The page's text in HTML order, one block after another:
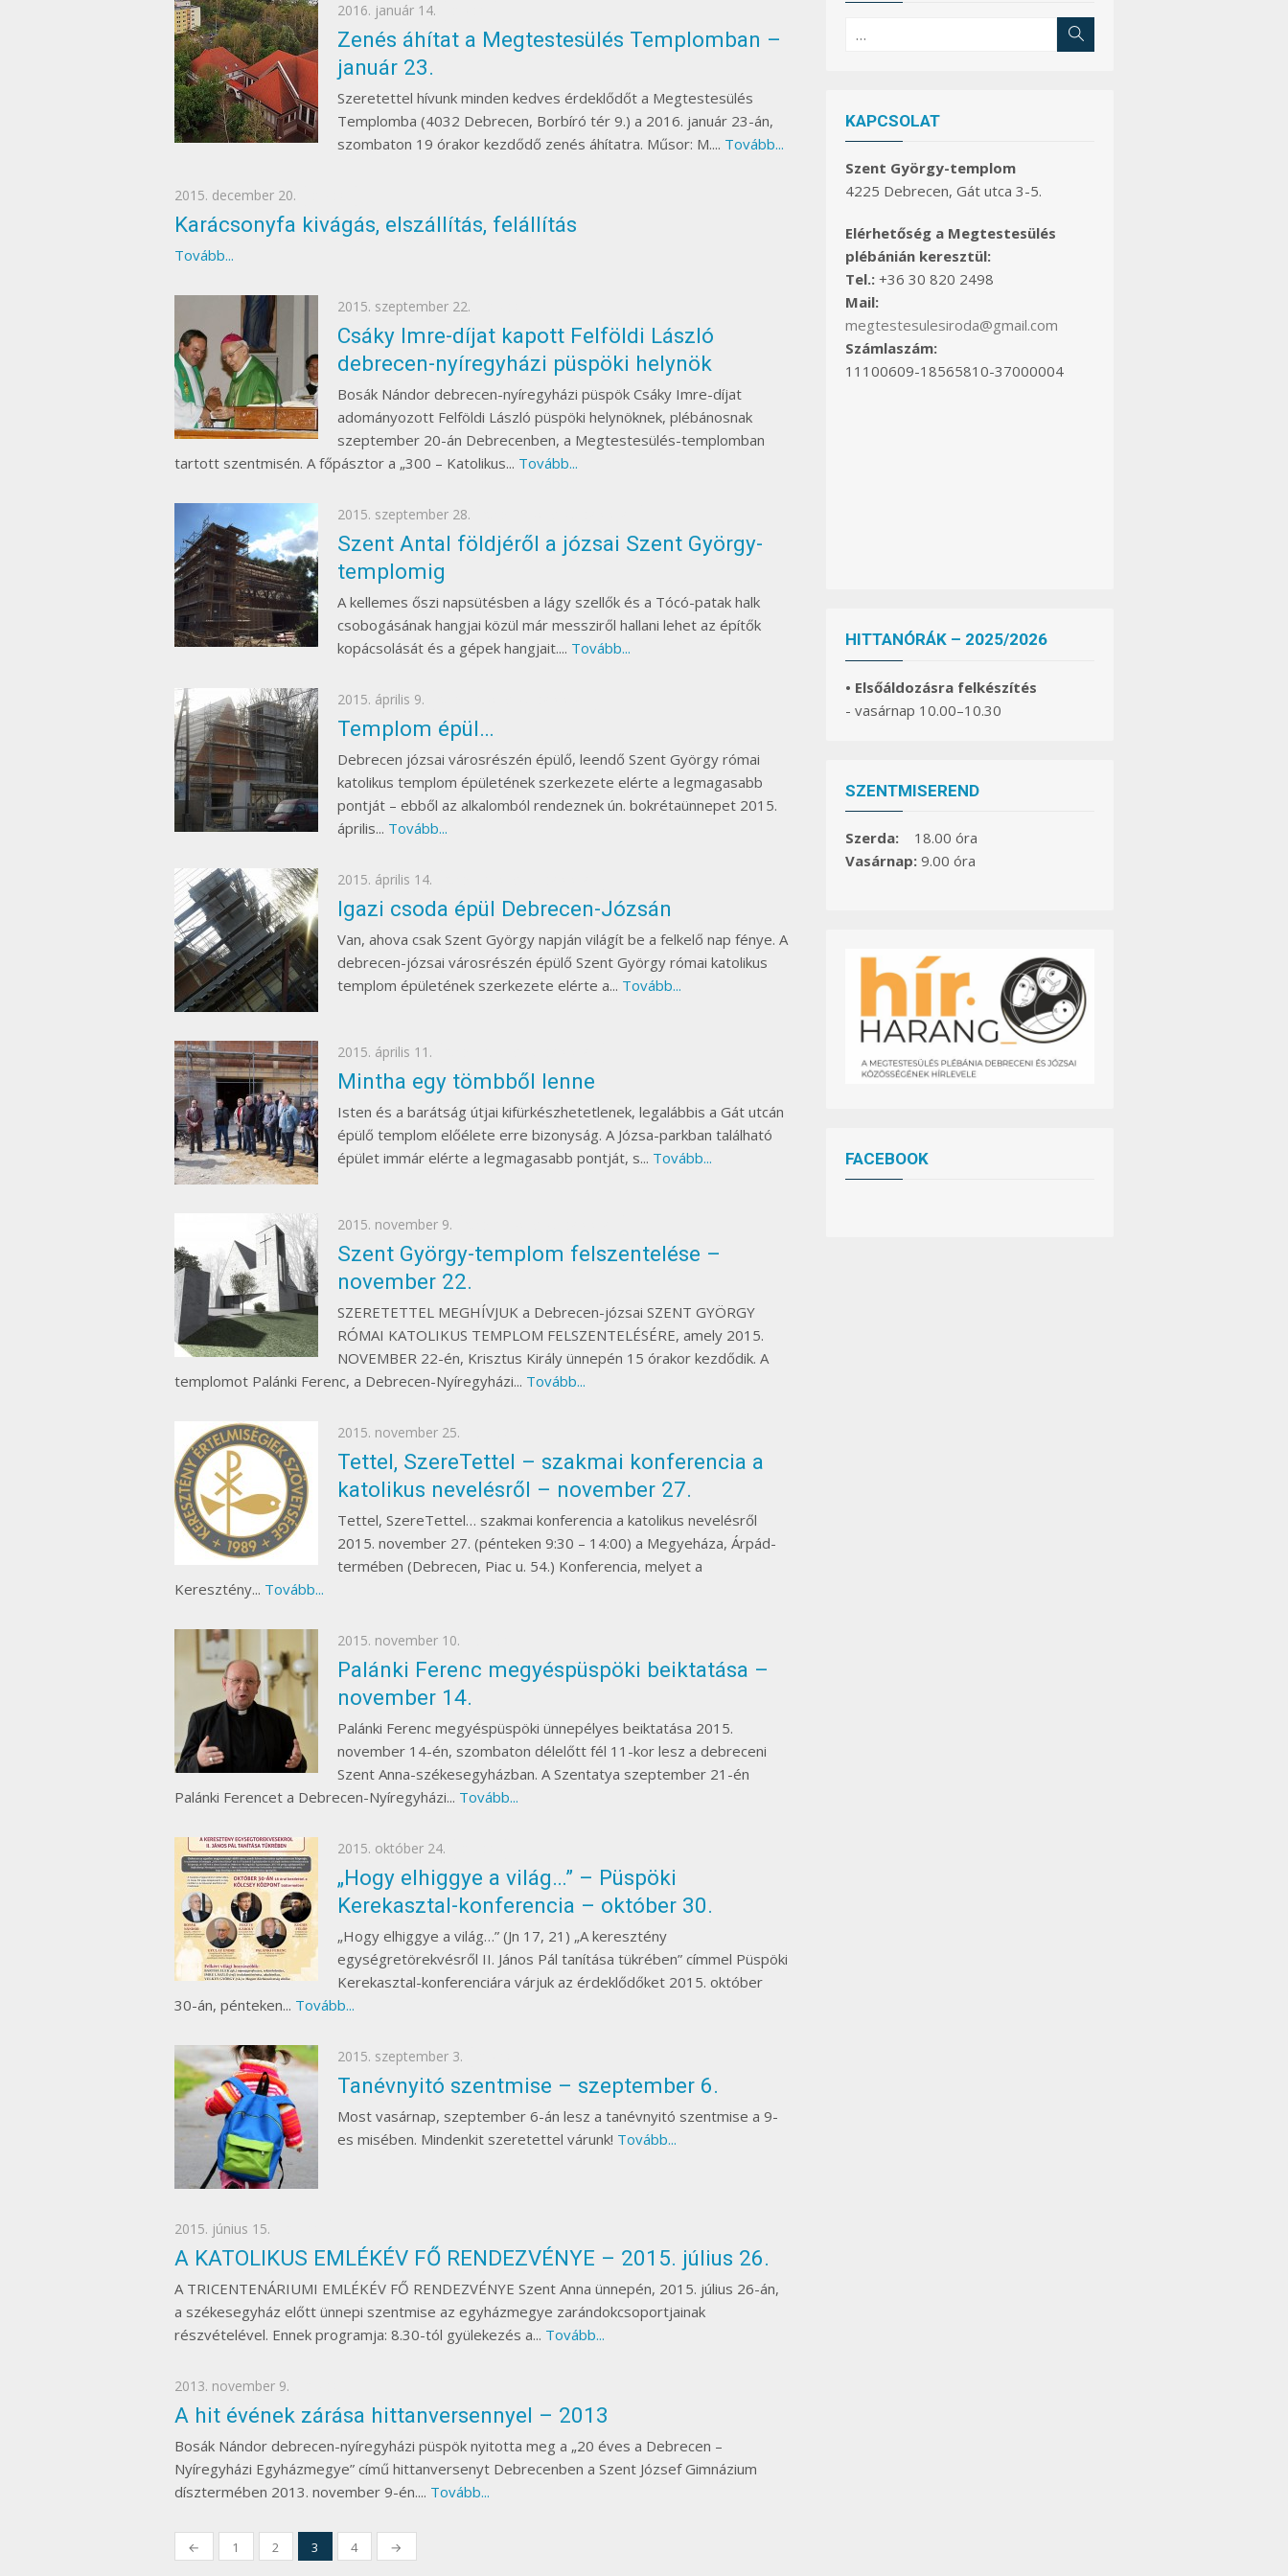
Posted
on
2016. január 14.
Zenés áhítat a Megtestesülés Templomban –
január 23.
Szeretettel hívunk minden kedves érdeklődőt a Megtestesülés
Templomba (4032 Debrecen, Borbíró tér 9.) a 2016. január 23-án,
szombaton 19 órakor kezdődő zenés áhítatra. Műsor: M.... Tovább...
Posted
on
2015. december 20.
Karácsonyfa kivágás, elszállítás, felállítás
Tovább...
Posted
on
2015. szeptember 22.
Csáky Imre-díjat kapott Felföldi László
debrecen-nyíregyházi püspöki helynök
Bosák Nándor debrecen-nyíregyházi püspök Csáky Imre-díjat
adományozott Felföldi László püspöki helynöknek, plébánosnak
szeptember 20-án Debrecenben, a Megtestesülés-templomban
tartott szentmisén. A főpásztor a „300 – Katolikus... Tovább...
Posted
on
2015. szeptember 28.
Szent Antal földjéről a józsai Szent György-
templomig
A kellemes őszi napsütésben a lágy szellők és a Tócó-patak halk
csobogásának hangjai közül már messziről hallani lehet az építők
kopácsolását és a gépek hangjait.... Tovább...
Posted
on
2015. április 9.
Templom épül…
Debrecen józsai városrészén épülő, leendő Szent György római
katolikus templom épületének szerkezete elérte a legmagasabb
pontját – ebből az alkalomból rendeznek ún. bokrétaünnepet 2015.
április... Tovább...
Posted
on
2015. április 14.
Igazi csoda épül Debrecen-Józsán
Van, ahova csak Szent György napján világít be a felkelő nap fénye. A
debrecen-józsai városrészén épülő Szent György római katolikus
templom épületének szerkezete elérte a... Tovább...
Posted
on
2015. április 11.
Mintha egy tömbből lenne
Isten és a barátság útjai kifürkészhetetlenek, legalábbis a Gát utcán
épülő templom előélete erre bizonyság. A Józsa-parkban található
épület immár elérte a legmagasabb pontját, s... Tovább...
Posted
on
2015. november 9.
Szent György-templom felszentelése –
november 22.
SZERETETTEL MEGHÍVJUK a Debrecen-józsai SZENT GYÖRGY
RÓMAI KATOLIKUS TEMPLOM FELSZENTELÉSÉRE, amely 2015.
NOVEMBER 22-én, Krisztus Király ünnepén 15 órakor kezdődik. A
templomot Palánki Ferenc, a Debrecen-Nyíregyházi... Tovább...
Posted
on
2015. november 25.
Tettel, SzereTettel – szakmai konferencia a
katolikus nevelésről – november 27.
Tettel, SzereTettel… szakmai konferencia a katolikus nevelésről
2015. november 27. (pénteken 9:30 – 14:00) a Megyeháza, Árpád-
termében (Debrecen, Piac u. 54.) Konferencia, melyet a
Keresztény... Tovább...
Posted
on
2015. november 10.
Palánki Ferenc megyéspüspöki beiktatása –
november 14.
Palánki Ferenc megyéspüspöki ünnepélyes beiktatása 2015.
november 14-én, szombaton délelőtt fél 11-kor lesz a debreceni
Szent Anna-székesegyházban. A Szentatya szeptember 21-én
Palánki Ferencet a Debrecen-Nyíregyházi... Tovább...
Posted
on
2015. október 24.
„Hogy elhiggye a világ…” – Püspöki
Kerekasztal-konferencia – október 30.
„Hogy elhiggye a világ…” (Jn 17, 21) „A keresztény
egységretörekvésről II. János Pál tanítása tükrében” címmel Püspöki
Kerekasztal-konferenciára várjuk az érdeklődőket 2015. október
30-án, pénteken... Tovább...
Posted
on
2015. szeptember 3.
Tanévnyitó szentmise – szeptember 6.
Most vasárnap, szeptember 6-án lesz a tanévnyitó szentmise a 9-
es misében. Mindenkit szeretettel várunk! Tovább...
Posted
on
2015. június 15.
A KATOLIKUS EMLÉKÉV FŐ RENDEZVÉNYE – 2015. július 26.
A TRICENTENÁRIUMI EMLÉKÉV FŐ RENDEZVÉNYE Szent Anna ünnepén, 2015. július 26-án,
a székesegyház előtt ünnepi szentmise az egyházmegye zarándokcsoportjainak
részvételével. Ennek programja: 8.30-tól gyülekezés a... Tovább...
Posted
on
2013. november 9.
A hit évének zárása hittanversennyel – 2013
Bosák Nándor debrecen-nyíregyházi püspök nyitotta meg a „20 éves a Debrecen –
Nyíregyházi Egyházmegye” című hittanversenyt Debrecenben a Szent József Gimnázium
dísztermében 2013. november 9-én.... Tovább...
Bejegyzések
← 1 2 3 4 →
KAPCSOLAT
Szent György-templom
4225 Debrecen, Gát utca 3-5.
Elérhetőség a Megtestesülés
plébánián keresztül:
Tel.: +36 30 820 2498
Mail:
megtestesulesiroda@gmail.com
Számlaszám:
11100609-18565810-37000004
HITTANÓRÁK – 2025/2026
• Elsőáldozásra felkészítés
- vasárnap 10.00–10.30
SZENTMISEREND
Szerda: 18.00 óra
Vasárnap: 9.00 óra
FACEBOOK